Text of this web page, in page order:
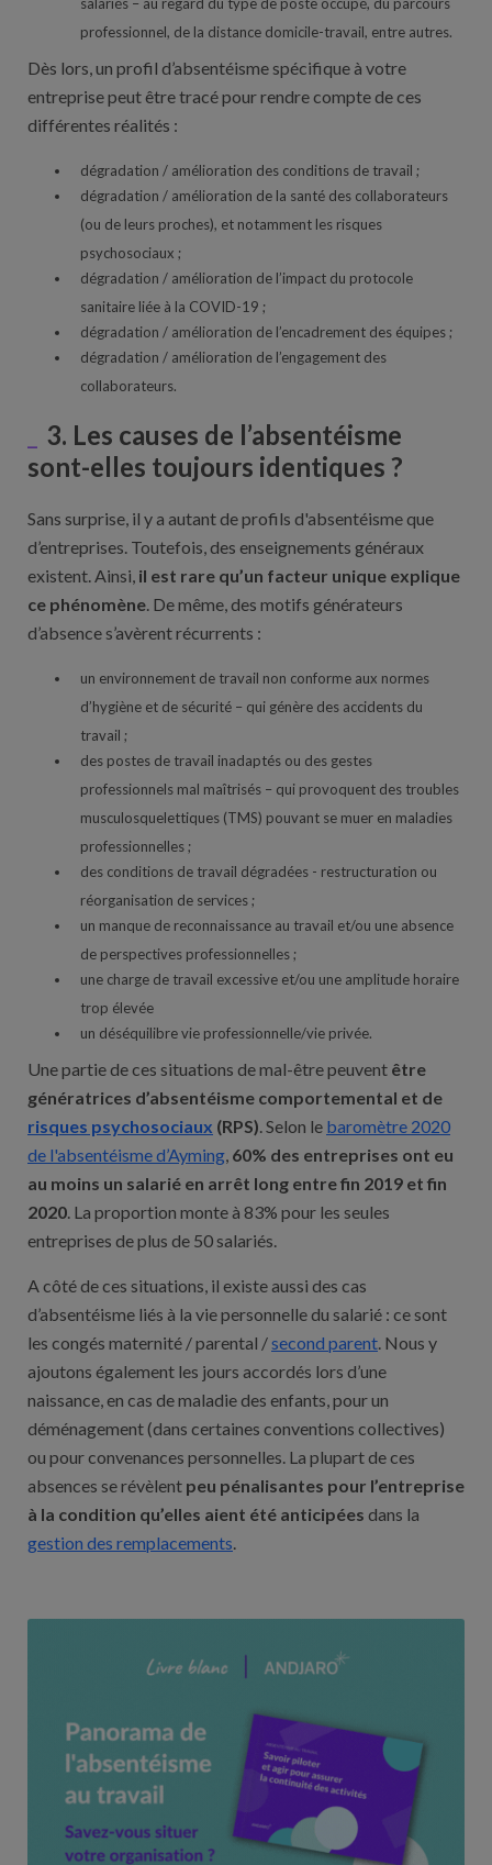
salariés – au regard du type de poste occupé, du parcours
professionnel, de la distance domicile-travail, entre autres.
Dès lors, un profil d’absentéisme spécifique à votre
entreprise peut être tracé pour rendre compte de ces
différentes réalités :
dégradation / amélioration des conditions de travail ;
dégradation / amélioration de la santé des collaborateurs
(ou de leurs proches), et notamment les risques
psychosociaux ;
dégradation / amélioration de l’impact du protocole
sanitaire liée à la COVID-19 ;
dégradation / amélioration de l’encadrement des équipes ;
dégradation / amélioration de l’engagement des
collaborateurs.
3. Les causes de l’absentéisme
sont-elles toujours identiques ?
Sans surprise, il y a autant de profils d'absentéisme que
d’entreprises. Toutefois, des enseignements généraux
existent. Ainsi, il est rare qu’un facteur unique explique
ce phénomène. De même, des motifs générateurs
d’absence s’avèrent récurrents :
un environnement de travail non conforme aux normes
d’hygiène et de sécurité – qui génère des accidents du
travail ;
des postes de travail inadaptés ou des gestes
professionnels mal maîtrisés – qui provoquent des troubles
musculosquelettiques (TMS) pouvant se muer en maladies
professionnelles ;
des conditions de travail dégradées - restructuration ou
réorganisation de services ;
un manque de reconnaissance au travail et/ou une absence
de perspectives professionnelles ;
une charge de travail excessive et/ou une amplitude horaire
trop élevée
un déséquilibre vie professionnelle/vie privée.
Une partie de ces situations de mal-être peuvent être
génératrices d’absentéisme comportemental et de
risques psychosociaux (RPS). Selon le baromètre 2020
de l'absentéisme d’Ayming, 60% des entreprises ont eu
au moins un salarié en arrêt long entre fin 2019 et fin
2020. La proportion monte à 83% pour les seules
entreprises de plus de 50 salariés.
A côté de ces situations, il existe aussi des cas
d’absentéisme liés à la vie personnelle du salarié : ce sont
les congés maternité / parental /second parent. Nous y
ajoutons également les jours accordés lors d’une
naissance, en cas de maladie des enfants, pour un
déménagement (dans certaines conventions collectives)
ou pour convenances personnelles. La plupart de ces
absences se révèlent peu pénalisantes pour l’entreprise
à la condition qu’elles aient été anticipées dans la
gestion des remplacements.